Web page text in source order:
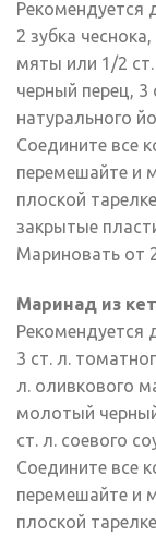
Рекомендуется
2 зубка
мяты или 1/2
черный перец, 3
натурального
Соедините все
перемешайте и
плоской
закрытые
Мариновать от
Маринад из
Рекомендуется
3 ст. л.
л. оливкового
молотый черный
ст. л. соевого
Соедините все
перемешайте и
плоской